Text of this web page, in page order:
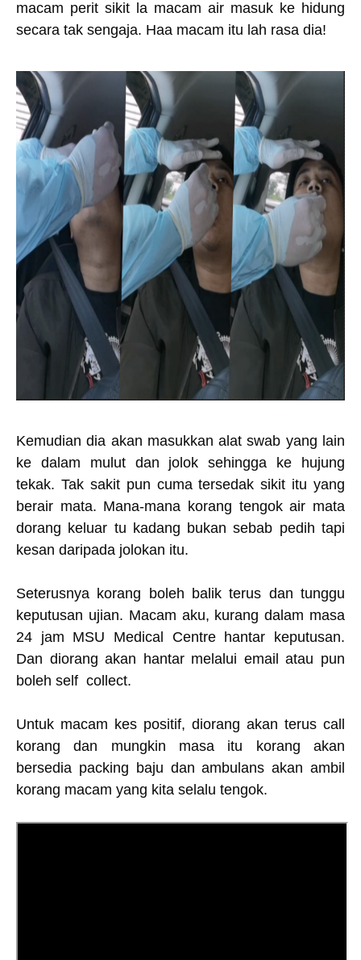
macam perit sikit la macam air masuk ke hidung
secara tak sengaja. Haa macam itu lah rasa dia!
Kemudian dia akan masukkan alat swab yang lain
ke dalam mulut dan jolok sehingga ke hujung
tekak. Tak sakit pun cuma tersedak sikit itu yang
berair mata. Mana-mana korang tengok air mata
dorang keluar tu kadang bukan sebab pedih tapi
kesan daripada jolokan itu.
Seterusnya korang boleh balik terus dan tunggu
keputusan ujian. Macam aku, kurang dalam masa
24 jam MSU Medical Centre hantar keputusan.
Dan diorang akan hantar melalui email atau pun
boleh self collect.
Untuk macam kes positif, diorang akan terus call
korang dan mungkin masa itu korang akan
bersedia packing baju dan ambulans akan ambil
korang macam yang kita selalu tengok.